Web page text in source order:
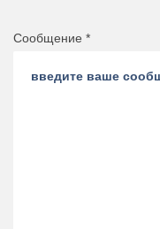
Сообщение *